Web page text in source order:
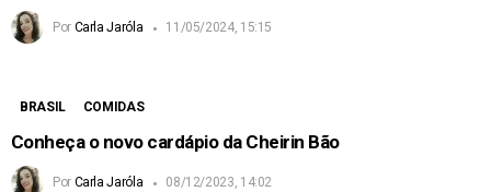
Por Carla Jaróla 11/05/2024, 15:15
BRASIL COMIDAS
Conheça o novo cardápio da Cheirin Bão
Por Carla Jaróla 08/12/2023, 14:02